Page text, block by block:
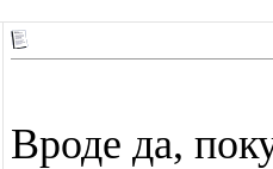
Вроде да,